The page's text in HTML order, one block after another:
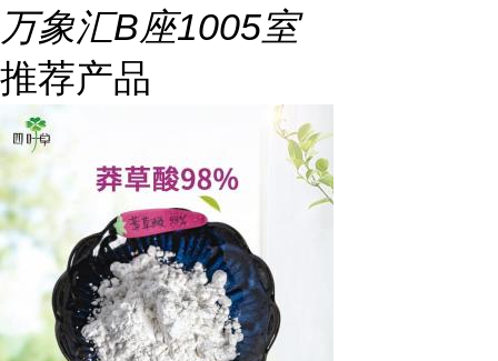
万象汇B座1005室
推荐产品